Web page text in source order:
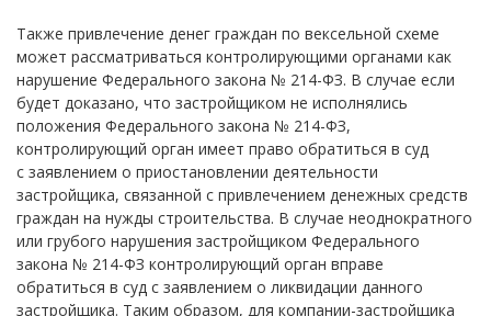
Также привлечение денег граждан по вексельной схеме
может рассматриваться контролирующими органами как
нарушение Федерального закона № 214-ФЗ. В случае если
будет доказано, что застройщиком не исполнялись
положения Федерального закона № 214-ФЗ,
контролирующий орган имеет право обратиться в суд
с заявлением о приостановлении деятельности
застройщика, связанной с привлечением денежных средств
граждан на нужды строительства. В случае неоднократного
или грубого нарушения застройщиком Федерального
закона № 214-ФЗ контролирующий орган вправе
обратиться в суд с заявлением о ликвидации данного
застройщика. Таким образом, для компании-застройщика